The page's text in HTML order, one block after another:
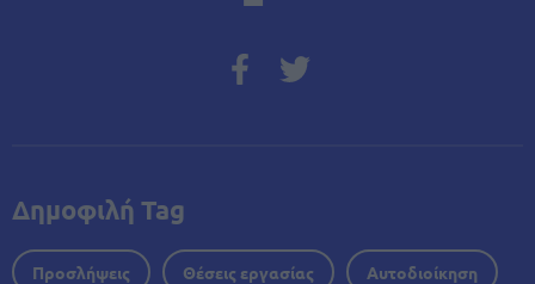
Δημοφιλή Tag
Προσλήψεις Θέσεις εργασίας Αυτοδιοίκηση